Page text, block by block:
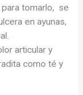
tomarlo, se
en ayunas,
articular y
como té y